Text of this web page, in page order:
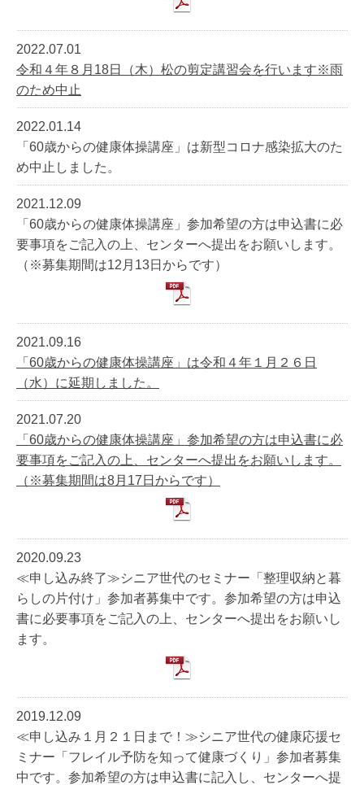
2022.07.01
令和４年８月18日（木）松の剪定講習会を行います※雨
のため中止
2022.01.14
「60歳からの健康体操講座」は新型コロナ感染拡大のた
め中止しました。
2021.12.09
「60歳からの健康体操講座」参加希望の方は申込書に必
要事項をご記入の上、センターへ提出をお願いします。
（※募集期間は12月13日からです）
2021.09.16
「60歳からの健康体操講座」は令和４年１月２６日
（水）に延期しました。
2021.07.20
「60歳からの健康体操講座」参加希望の方は申込書に必
要事項をご記入の上、センターへ提出をお願いします。
（※募集期間は8月17日からです）
2020.09.23
≪申し込み終了≫シニア世代のセミナー「整理収納と暮
らしの片付け」参加者募集中です。参加希望の方は申込
書に必要事項をご記入の上、センターへ提出をお願いし
ます。
2019.12.09
≪申し込み１月２１日まで！≫シニア世代の健康応援セ
ミナー「フレイル予防を知って健康づくり」参加者募集
中です。参加希望の方は申込書に記入し、センターへ提